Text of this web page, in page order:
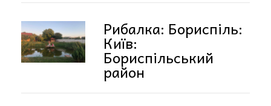
Рибалка: Бориспіль:
Київ:
Бориспільський
район